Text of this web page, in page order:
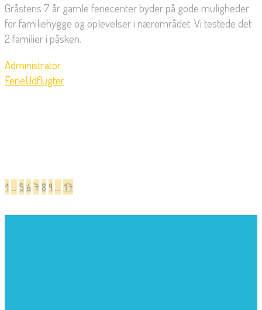
Gråstens 7 år gamle feriecenter byder på gode muligheder
for familiehygge og oplevelser i nærområdet. Vi testede det
2 familier i påsken.
Administrator
FerieUdflugter
1 … 56 789 … 17